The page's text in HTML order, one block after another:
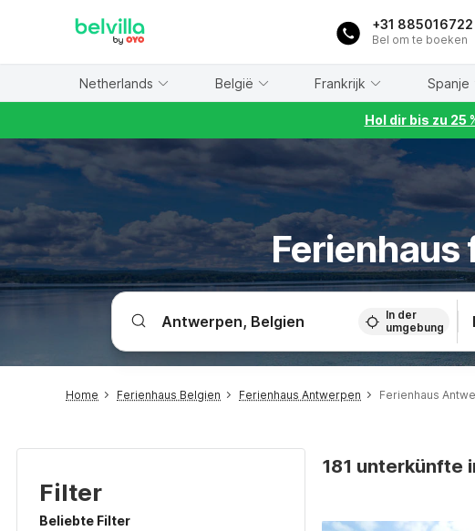
+31 885016722
Bel om te boeken
Netherlands België Frankrijk Spanje
Hol dir bis zu 25
Ferienhaus
In der
umgebung
Home Ferienhaus Belgien Ferienhaus Antwerpen Ferienhaus
Filter
Beliebte Filter
181 unterkünfte